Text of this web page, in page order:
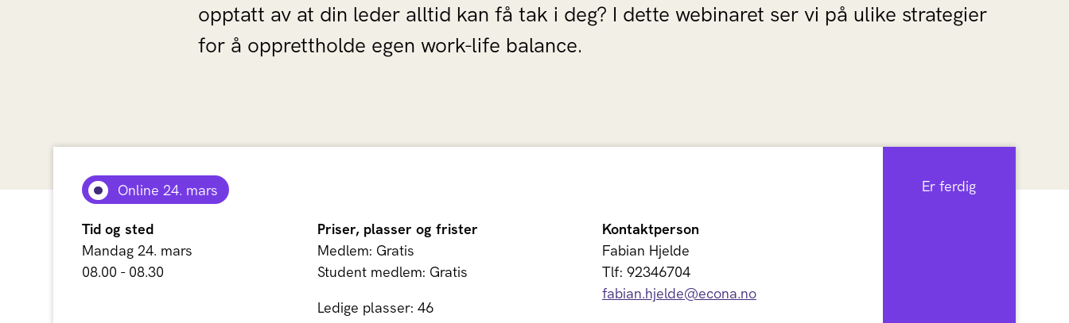
opptatt av at din leder alltid kan få tak i deg? I dette webinaret ser vi på ulike strategier
for å opprettholde egen work-life balance.
Online 24. mars
Tid og sted
Mandag 24. mars
08.00 - 08.30
Priser, plasser og frister
Medlem: Gratis
Student medlem: Gratis
Ledige plasser: 46
Kontaktperson
Fabian Hjelde
Tlf: 92346704
fabian.hjelde@econa.no
Er ferdig